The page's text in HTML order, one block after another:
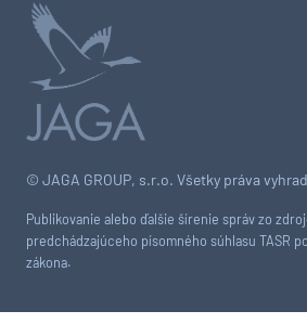
© JAGA GROUP, s.r.o. Všetky práva
Publikovanie alebo ďalšie šírenie správ zo
predchádzajúceho písomného súhlasu TASR
zákona.